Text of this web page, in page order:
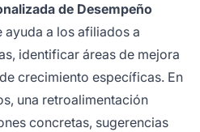
de Desempeño
a los afiliados a
identificar áreas de mejora
crecimiento específicas. En
una retroalimentación
concretas, sugerencias